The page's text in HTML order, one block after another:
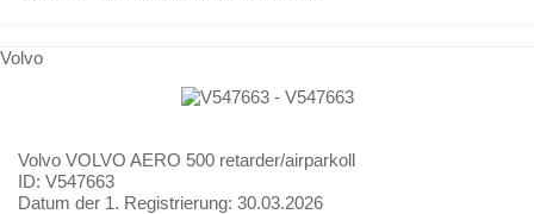
Volvo
Volvo VOLVO AERO 500 retarder/airparkoll
ID: V547663
Datum der 1. Registrierung: 30.03.2026